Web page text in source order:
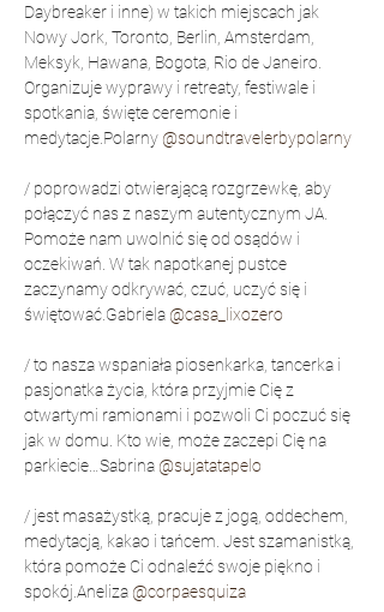
Daybreaker i inne) w takich miejscach jak
Nowy Jork, Toronto, Berlin, Amsterdam,
Meksyk, Hawana, Bogota, Rio de Janeiro.
Organizuje wyprawy i retreaty, festiwale i
spotkania, święte ceremonie i
medytacje. Polarny @soundtravelerbypolarny
/ poprowadzi otwierającą rozgrzewkę, aby
połączyć nas z naszym autentycznym JA.
Pomoże nam uwolnić się od osądów i
oczekiwań. W tak napotkanej pustce
zaczynamy odkrywać, czuć, uczyć się i
świętować. Gabriela @casa_lixozero
/ to nasza wspaniała piosenkarka, tancerka i
pasjonatka życia, która przyjmie Cię z
otwartymi ramionami i pozwoli Ci poczuć się
jak w domu. Kto wie, może zaczepi Cię na
parkiecie… Sabrina @sujatatapelo
/ jest masażystką, pracuje z jogą, oddechem,
medytacją, kakao i tańcem. Jest szamanistką,
która pomoże Ci odnaleźć swoje piękno i
spokój. Aneliza @corpaesquiza